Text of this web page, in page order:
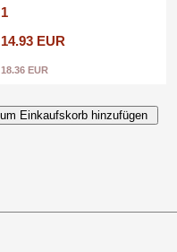
1
14.93 EUR
18.36 EUR